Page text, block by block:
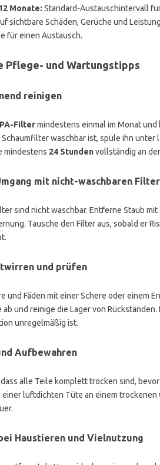
Monate: Standard-Austauschintervall
sichtbare Schäden, Gerüche und
für einen Austausch.
Pflege- und Wartungstipps
reinigen
Filtermindestens einmal im Monat
waschbar ist, spüle ihn unter
mindestens 24 Stundenvollständig an
mit nicht-waschbaren
sind nicht waschbar. Entferne Staub
Tausche den Filter aus, sobald er
und prüfen
und Fäden mit einer Schere oder einem
ab und reinige die Lager von
unregelmäßig ist.
Aufbewahren
alle Teile komplett trocken sind,
luftdichten Tüte an einem trockenen
Haustieren und Vielnutzung